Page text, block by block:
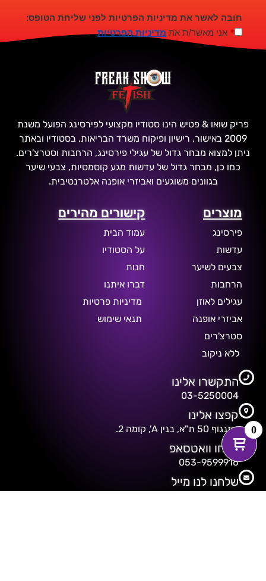
חובה לאשר את מדיניות הפרטיות לפני שליחת הטופס:
* אני מאשר/ת את מדיניות הפרטיות.
פריק שואו & פטיש הינו סטודיו מקצועי לפירסינג הפועל משנת
2009 באישור, רישיון ופיקוח משרד הבריאות. בסטודיו ובאתר
ניתן למצוא מבחר גדול של עגילי פירסינג, הרחבות וסטרצ'רים.
כמו כן, מבחר גדול של עדשות מגע קוסמטיות, צבעי שיער
בגוונים משוגעים ואביזרי אופנה אלטרנטיבית.
מוצרים
פירסינג
עדשות
צבעים לשיער
הרחבות
עגילים לאוזן
אביזרי אופנה
סטרצ'רים
ללא ניקוב
קישורים מהירים
עמוד הבית
על הסטודיו
חנות
דברו איתנו
מדיניות פרטיות
תנאי שימוש
התקשרו אלינו
03-5250004
קפצו אלינו
דיזנגוף 50 ת"א, בנין A', קומה 2.
שלחו וואטסאפ
053-9599916
שלחנו לנו מייל
0